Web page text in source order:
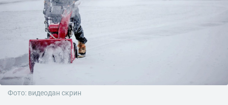
Фото: видеодан скрин